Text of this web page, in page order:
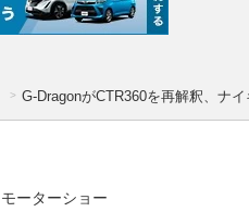
G-DragonがCTR360を再解釈、ナ
モーターショー